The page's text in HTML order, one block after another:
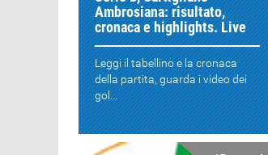
Ambrosiana: risultato,
cronaca e highlights. Live
Leggi il tabellino e la cronaca
della partita, guarda i video dei
gol...